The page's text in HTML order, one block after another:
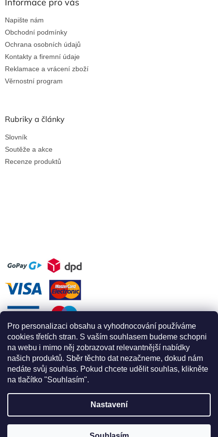
Pro personalizaci obsahu a vyhodnocování používáme
cookies třetích stran. S vaším souhlasem budeme schopni
na webu i mimo něj zobrazovat relevantnější nabídky
našich produktů. Sběr těchto dat nezačneme, dokud nám
nedáte svůj souhlas. Pokud chcete udělit souhlas, klikněte
na tlačítko "Souhlasím".
Nastavení
APEX na prázdninách! POZOR, prodejna Apexu na Radlické je
UZAVŘENA od 30.7. do 4.8.2026 Děkujeme za pochopení a
Napište nám
Obchodní podmínky
Ochrana osobních údajů
Kontakty a firemní údaje
Reklamace a vrácení zboží
Věrnostní program
Rubriky a články
Slovník
Soutěže a akce
Recenze produktů
Vytvořil Shoptet